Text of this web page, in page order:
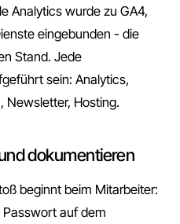
Analytics wurde zu GA4,
eingebunden - die
Stand. Jede
sein: Analytics,
Newsletter, Hosting.
dokumentieren
beginnt beim Mitarbeiter:
auf dem